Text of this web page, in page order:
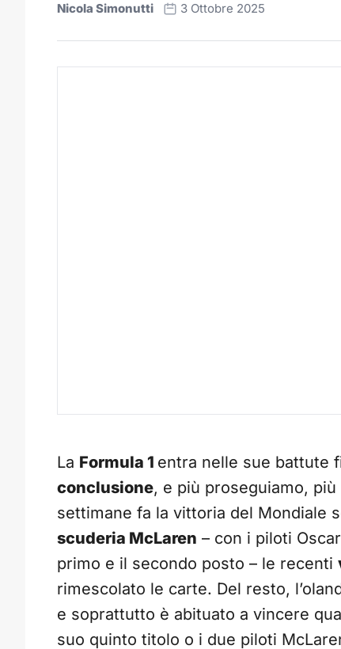
Nicola Simonutti 3 Ottobre 2025
La Formula 1 entra nelle sue battute
conclusione, e più proseguiamo,
settimane fa la vittoria del Mondiale
scuderia McLaren – con i piloti
primo e il secondo posto – le recenti
rimescolato le carte. Del resto,
e soprattutto è abituato a vincere
suo quinto titolo o i due piloti